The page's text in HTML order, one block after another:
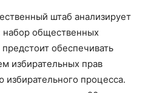
штаб анализирует
набор общественных
обеспечивать
избирательных прав
избирательного процесса.